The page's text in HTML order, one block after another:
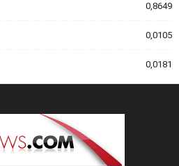
0,8649
0,0105
0,0181